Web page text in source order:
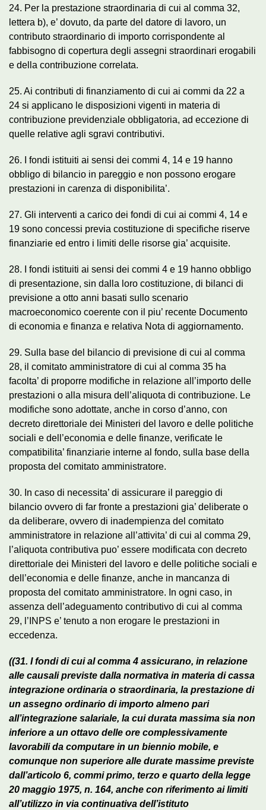
24. Per la prestazione straordinaria di cui al comma 32,
lettera b), e’ dovuto, da parte del datore di lavoro, un
contributo straordinario di importo corrispondente al
fabbisogno di copertura degli assegni straordinari erogabili
e della contribuzione correlata.
25. Ai contributi di finanziamento di cui ai commi da 22 a
24 si applicano le disposizioni vigenti in materia di
contribuzione previdenziale obbligatoria, ad eccezione di
quelle relative agli sgravi contributivi.
26. I fondi istituiti ai sensi dei commi 4, 14 e 19 hanno
obbligo di bilancio in pareggio e non possono erogare
prestazioni in carenza di disponibilita’.
27. Gli interventi a carico dei fondi di cui ai commi 4, 14 e
19 sono concessi previa costituzione di specifiche riserve
finanziarie ed entro i limiti delle risorse gia’ acquisite.
28. I fondi istituiti ai sensi dei commi 4 e 19 hanno obbligo
di presentazione, sin dalla loro costituzione, di bilanci di
previsione a otto anni basati sullo scenario
macroeconomico coerente con il piu’ recente Documento
di economia e finanza e relativa Nota di aggiornamento.
29. Sulla base del bilancio di previsione di cui al comma
28, il comitato amministratore di cui al comma 35 ha
facolta’ di proporre modifiche in relazione all’importo delle
prestazioni o alla misura dell’aliquota di contribuzione. Le
modifiche sono adottate, anche in corso d’anno, con
decreto direttoriale dei Ministeri del lavoro e delle politiche
sociali e dell’economia e delle finanze, verificate le
compatibilita’ finanziarie interne al fondo, sulla base della
proposta del comitato amministratore.
30. In caso di necessita’ di assicurare il pareggio di
bilancio ovvero di far fronte a prestazioni gia’ deliberate o
da deliberare, ovvero di inadempienza del comitato
amministratore in relazione all’attivita’ di cui al comma 29,
l’aliquota contributiva puo’ essere modificata con decreto
direttoriale dei Ministeri del lavoro e delle politiche sociali e
dell’economia e delle finanze, anche in mancanza di
proposta del comitato amministratore. In ogni caso, in
assenza dell’adeguamento contributivo di cui al comma
29, l’INPS e’ tenuto a non erogare le prestazioni in
eccedenza.
((31. I fondi di cui al comma 4 assicurano, in relazione
alle causali previste dalla normativa in materia di cassa
integrazione ordinaria o straordinaria, la prestazione di
un assegno ordinario di importo almeno pari
all’integrazione salariale, la cui durata massima sia non
inferiore a un ottavo delle ore complessivamente
lavorabili da computare in un biennio mobile, e
comunque non superiore alle durate massime previste
dall’articolo 6, commi primo, terzo e quarto della legge
20 maggio 1975, n. 164, anche con riferimento ai limiti
all’utilizzo in via continuativa dell’istituto